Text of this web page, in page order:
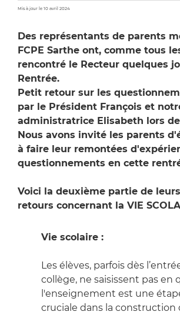
Mis à jour le 10 avril 2024
Des représentants de parents
FCPE Sarthe ont, comme tous
rencontré le Recteur quelques
Rentrée.
Petit retour sur les
par le Président François et
administratrice Elisabeth lors
Nous avons invité les parents
à faire leur remontées
questionnements en cette
Voici la deuxième partie de
retours concernant la VIE
Vie scolaire :
Les élèves, parfois dès
collège, ne saisissent pas en
l'enseignement est une
cruciale dans la construction